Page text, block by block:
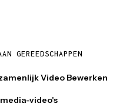
GEREEDSCHAPPEN
Video Bewerken
video's